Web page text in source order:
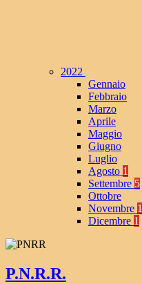
2022
Gennaio
Febbraio
Marzo
Aprile
Maggio
Giugno
Luglio
Agosto 1
Settembre 5
Ottobre
Novembre 1
Dicembre 1
P.N.R.R.